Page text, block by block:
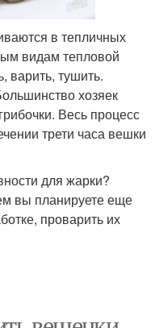
в тепличных
видам тепловой
варить, тушить.
хозяек
Весь процесс
трети часа вешки
для жарки?
вы планируете еще
проварить их